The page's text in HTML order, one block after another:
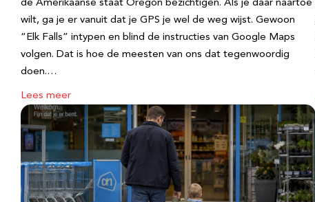
de Amerikaanse staat Oregon bezichtigen. Als je daar naartoe
wilt, ga je er vanuit dat je GPS je wel de weg wijst. Gewoon
“Elk Falls” intypen en blind de instructies van Google Maps
volgen. Dat is hoe de meesten van ons dat tegenwoordig
doen.…
Lees meer